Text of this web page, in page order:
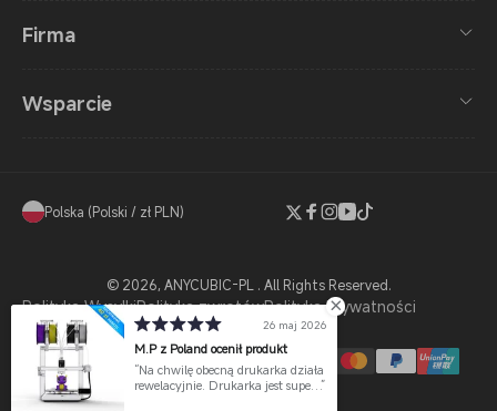
Firma
Wsparcie
Polska (Polski / zł PLN) Twitter
Facebook
Instagram
YouTube
TikTok
© 2026, ANYCUBIC-PL . All Rights Reserved.
Polityka WysyłkiPolityka zwrotówPolityka Prywatności
Warunki Usługi
Metody
26 maj 2026
M.P z Poland ocenił produkt
Na chwilę obecną drukarka działa
rewelacyjnie. Drukarka jest super i